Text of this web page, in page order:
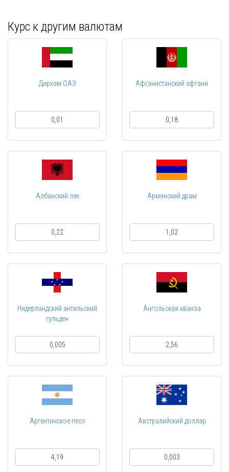
Курс к другим валютам
Дирхам ОАЭ
0,01
Афганистанский афгани
0,18
Албанский лек
0,22
Армянский драм
1,02
Нидерландский антильский
гульден
0,005
Ангольская кванза
2,56
Аргентинское песо
4,19
Австралийский доллар
0,003